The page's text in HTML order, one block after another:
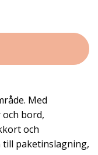
Med
bord,
och
till paketinslagning,